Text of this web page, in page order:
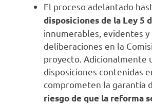
El proceso adelantado
disposiciones de la Ley 5
innumerables, evidentes
deliberaciones en la
proyecto. Adicionalmente
disposiciones contenidas
comprometen la garantía
riesgo de que la reforma